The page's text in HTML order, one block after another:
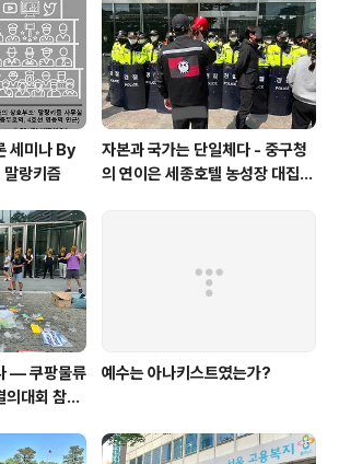
으로 한 자본주의와 뗄 수 없는 관
의가 결국 노동으로부터의 소외
동자를..
세미나 By
말랑키즘
자본과 국가는 단일체다 - 중구청
의 연이은 세종호텔 농성장 대집행
— 쿠팡물류
의대회 참가
예수는 아나키스트였는가?